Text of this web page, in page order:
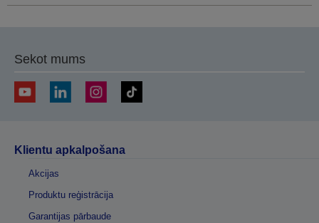
Sekot mums
Klientu apkalpošana
Akcijas
Produktu reģistrācija
Garantijas pārbaude